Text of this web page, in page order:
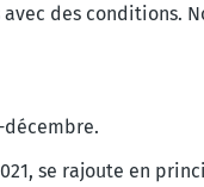
des conditions.
se rajoute en